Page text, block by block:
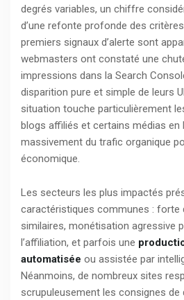
degrés variables, un chiffre
d’une refonte profonde des
premiers signaux d’alerte sont
webmasters ont constaté une
impressions dans la Search
disparition pure et simple de leurs
situation touche particulièrement
blogs affiliés et certains médias en
massivement du trafic organique
économique.
Les secteurs les plus impactés
caractéristiques communes : forte
similaires, monétisation agressive
l’affiliation, et parfois une
automatisée ou assistée par
Néanmoins, de nombreux sites
scrupuleusement les consignes de